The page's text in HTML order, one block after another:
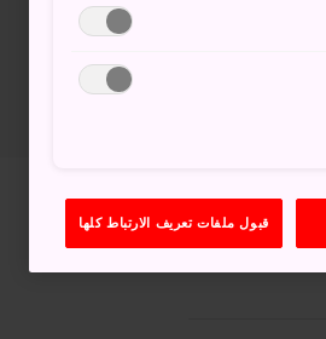
قبول ملفات تعريف الارتباط كلها